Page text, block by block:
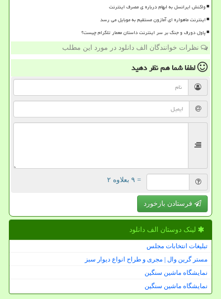
واکنش ایرانسل به ابهام درباره ی مصرف اینترنت
اینترنت ماهواره ای آمازون مستقیم به موبایل می رسد
پاول دورف و جنگ بر سر اینترنت داستان معمار تلگرام چیست؟
نظرات خوانندگان الف دانلود در مورد این مطلب
لطفا شما همنظر دهید
= ۹ بعلاوه ۲
فرستادن بازخورد
لینک دوستان الف دانلود
تبلیغات انتخابات مجلس
مستر گرین وال | مجری و طراح انواع دیوار سبز
نمایشگاه ماشین سنگین
نمایشگاه ماشین سنگین